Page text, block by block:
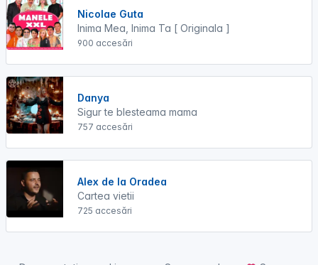
Nicolae Guta
Inima Mea, Inima Ta [ Originala ]
900 accesări
Danya
Sigur te blesteama mama
757 accesări
Alex de la Oradea
Cartea vietii
725 accesări